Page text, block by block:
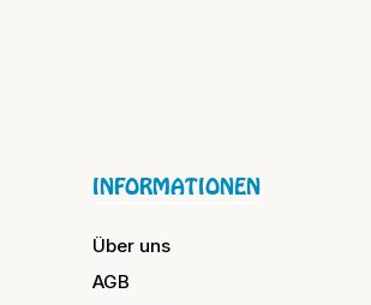
INFORMATIONEN
Über uns
AGB